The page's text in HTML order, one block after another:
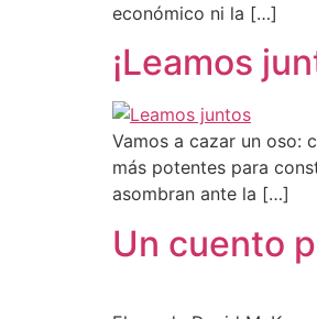
económico ni la […]
¡Leamos
Vamos a cazar un oso:
más potentes para
asombran ante la […]
Un cuento